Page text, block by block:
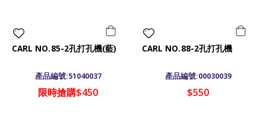
CARL NO.85-2孔打孔機(藍)
產品編號:51040037
限時搶購$450
CARL NO.88-2孔打孔機
產品編號:00030039
$550